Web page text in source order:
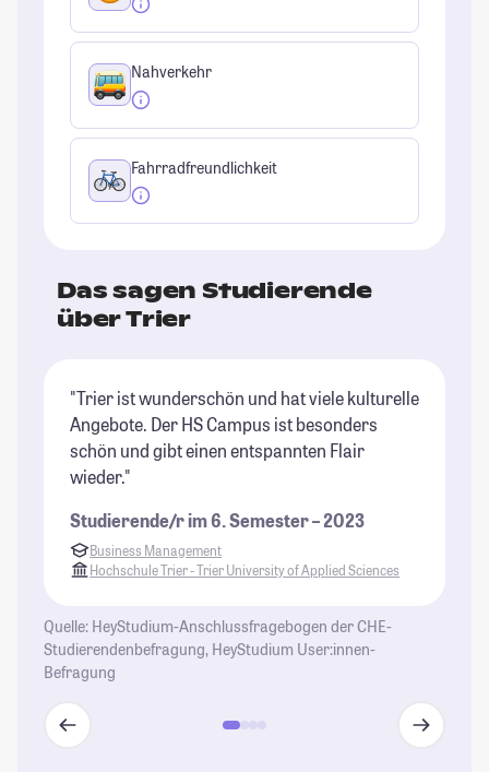
Nahverkehr
Fahrradfreundlichkeit
Das sagen Studierende
über Trier
"Trier ist wunderschön und hat viele kulturelle
Angebote. Der HS Campus ist besonders
schön und gibt einen entspannten Flair
wieder."
Studierende/r im 6. Semester – 2023
Business Management
Hochschule Trier - Trier University of Applied Sciences
Quelle: HeyStudium-Anschlussfragebogen der CHE-
Studierendenbefragung, HeyStudium User:innen-
Befragung